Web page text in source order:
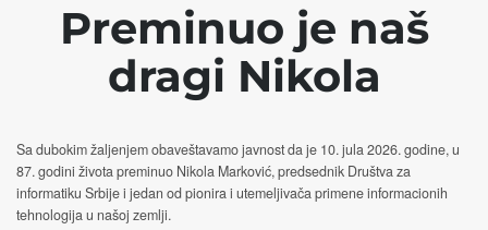
Preminuo je naš
dragi Nikola
Sa dubokim žaljenjem obaveštavamo javnost da je 10. jula 2026. godine, u
87. godini života preminuo Nikola Marković, predsednik Društva za
informatiku Srbije i jedan od pionira i utemeljivača primene informacionih
tehnologija u našoj zemlji.